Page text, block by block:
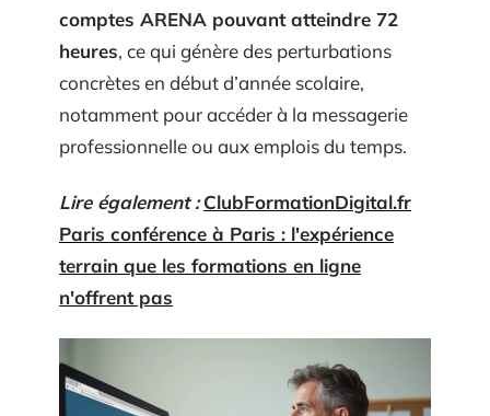
comptes ARENA pouvant atteindre 72
heures, ce qui génère des perturbations
concrètes en début d’année scolaire,
notamment pour accéder à la messagerie
professionnelle ou aux emplois du temps.
Lire également : ClubFormationDigital.fr
Paris conférence à Paris : l'expérience
terrain que les formations en ligne
n'offrent pas